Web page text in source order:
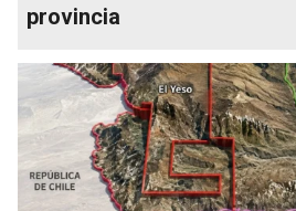
provincia